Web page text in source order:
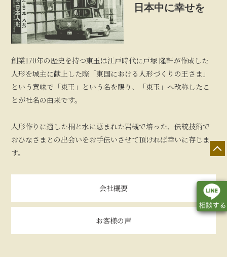
日本中に幸せを
創業170年の歴史を持つ東玉は江戸時代に戸塚 隆軒が作成した
人形を城主に献上した際「東国における人形づくりの王さま」
という意味で「東王」という名を賜り、「東玉」へ改称したこ
とが社名の由来です。
人形作りに適した桐と水に恵まれた岩槻で培った、伝統技術で
おひなさまとの出会いをお手伝いさせて頂ければ幸いに存じま
す。
会社概要
お客様の声